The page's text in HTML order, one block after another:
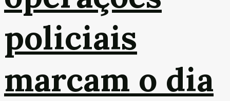
policiais
marcam o dia